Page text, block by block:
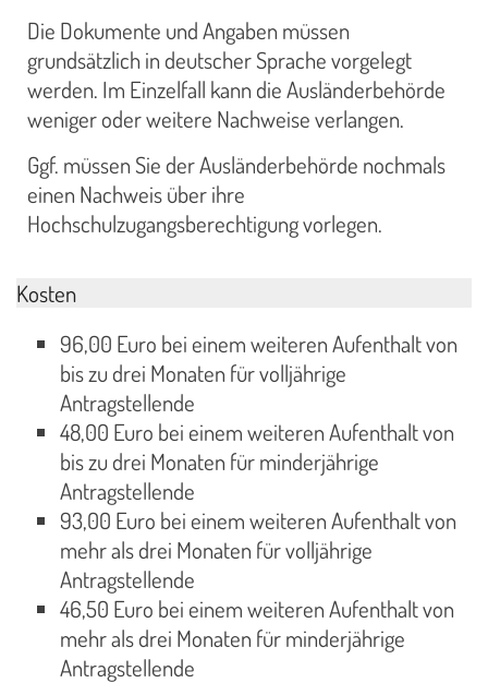
Die Dokumente und Angaben müssen
grundsätzlich in deutscher Sprache vorgelegt
werden. Im Einzelfall kann die Ausländerbehörde
weniger oder weitere Nachweise verlangen.
Ggf. müssen Sie der Ausländerbehörde nochmals
einen Nachweis über ihre
Hochschulzugangsberechtigung vorlegen.
Kosten
96,00 Euro bei einem weiteren Aufenthalt von
bis zu drei Monaten für volljährige
Antragstellende
48,00 Euro bei einem weiteren Aufenthalt von
bis zu drei Monaten für minderjährige
Antragstellende
93,00 Euro bei einem weiteren Aufenthalt von
mehr als drei Monaten für volljährige
Antragstellende
46,50 Euro bei einem weiteren Aufenthalt von
mehr als drei Monaten für minderjährige
Antragstellende